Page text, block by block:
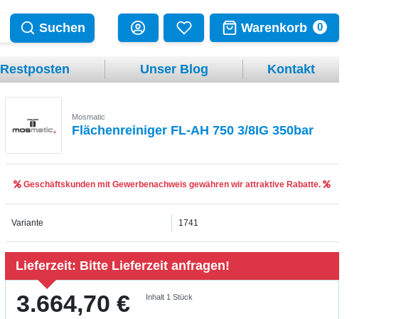
Warenkorb 0
Suchen
Restposten Unser Blog Kontakt
Mosmatic
Flächenreiniger FL-AH 750 3/8IG 350bar
Geschäftskunden mit Gewerbenachweis gewähren wir attraktive Rabatte.
Variante 1741
Lieferzeit: Bitte Lieferzeit anfragen!
3.664,70 € Inhalt 1Stück